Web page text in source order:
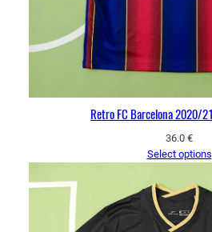
Retro FC Barcelona 2020/
36.0 €
Select options